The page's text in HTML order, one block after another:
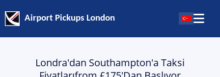
Airport Pickups London
Londra'dan Southampton'a Taksi